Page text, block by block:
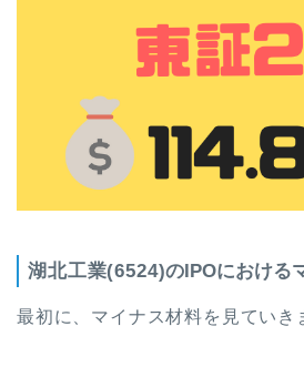
湖北工業(6524)のIPOにおける
最初に、マイナス材料を見ていき